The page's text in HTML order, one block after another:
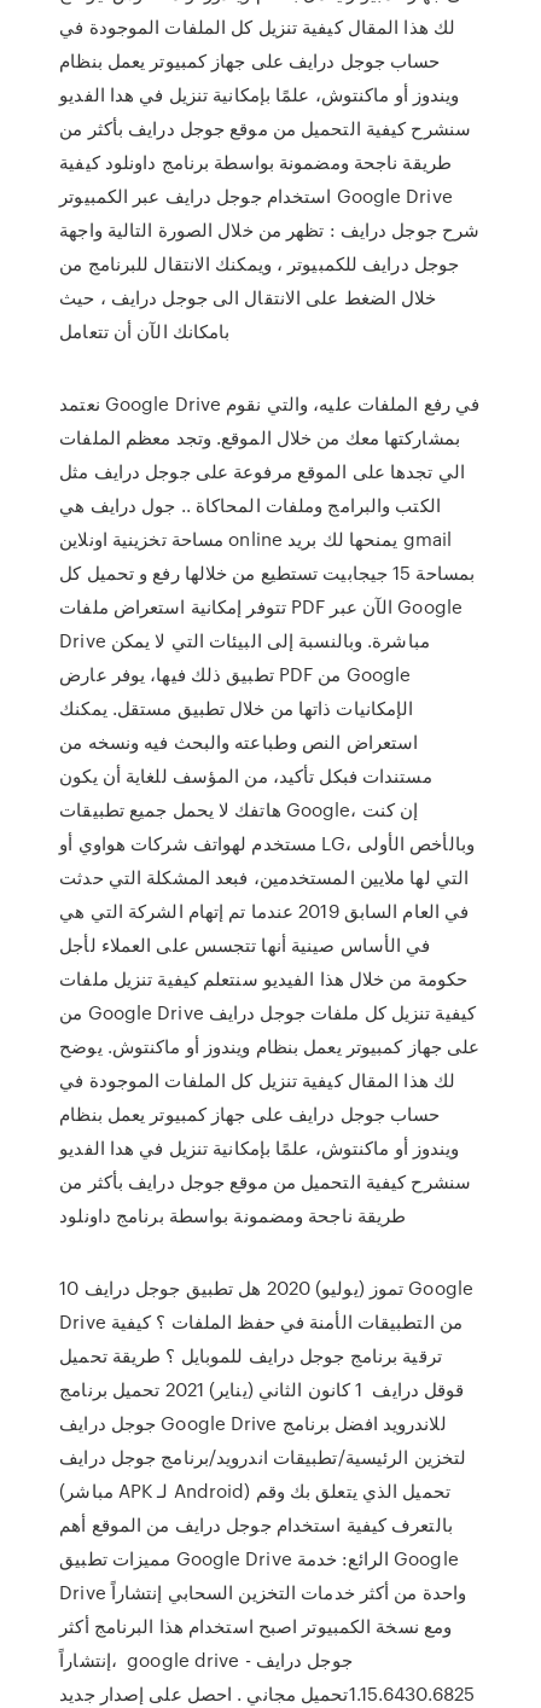
لك هذا المقال كيفية تنزيل كل الملفات الموجودة في
حساب جوجل درايف على جهاز كمبيوتر يعمل بنظام
ويندوز أو ماكنتوش، علمًا بإمكانية تنزيل في هدا الفديو
سنشرح كيفية التحميل من موقع جوجل درايف بأكثر من
طريقة ناجحة ومضمونة بواسطة برنامج داونلود كيفية
استخدام جوجل درايف عبر الكمبيوتر Google Drive
شرح جوجل درايف : تظهر من خلال الصورة التالية واجهة
جوجل درايف للكمبيوتر ، ويمكنك الانتقال للبرنامج من
خلال الضغط على الانتقال الى جوجل درايف ، حيث
بامكانك الآن أن تتعامل
نعتمد Google Drive في رفع الملفات عليه، والتي نقوم
بمشاركتها معك من خلال الموقع. وتجد معظم الملفات
الي تجدها على الموقع مرفوعة على جوجل درايف مثل
الكتب والبرامج وملفات المحاكاة .. جول درايف هي
مساحة تخزينية اونلاين online يمنحها لك بريد gmail
بمساحة 15 جيجابيت تستطيع من خلالها رفع و تحميل كل
تتوفر إمكانية استعراض ملفات PDF الآن عبر Google
Drive مباشرة. وبالنسبة إلى البيئات التي لا يمكن
تطبيق ذلك فيها، يوفر عارض PDF من Google
الإمكانيات ذاتها من خلال تطبيق مستقل. يمكنك
استعراض النص وطباعته والبحث فيه ونسخه من
مستندات فبكل تأكيد، من المؤسف للغاية أن يكون
هاتفك لا يحمل جميع تطبيقات Google، إن كنت
مستخدم لهواتف شركات هواوي أو LG، وبالأخص الأولى
التي لها ملايين المستخدمين، فبعد المشكلة التي حدثت
في العام السابق 2019 عندما تم إتهام الشركة التي هي
في الأساس صينية أنها تتجسس على العملاء لأجل
حكومة من خلال هذا الفيديو سنتعلم كيفية تنزيل ملفات
من Google Drive كيفية تنزيل كل ملفات جوجل درايف
على جهاز كمبيوتر يعمل بنظام ويندوز أو ماكنتوش. يوضح
لك هذا المقال كيفية تنزيل كل الملفات الموجودة في
حساب جوجل درايف على جهاز كمبيوتر يعمل بنظام
ويندوز أو ماكنتوش، علمًا بإمكانية تنزيل في هدا الفديو
سنشرح كيفية التحميل من موقع جوجل درايف بأكثر من
طريقة ناجحة ومضمونة بواسطة برنامج داونلود
10 تموز (يوليو) 2020 هل تطبيق جوجل درايف Google
Drive من التطبيقات الأمنة في حفظ الملفات ؟ كيفية
ترقية برنامج جوجل درايف للموبايل ؟ طريقة تحميل
قوقل درايف 1 كانون الثاني (يناير) 2021 تحميل برنامج
جوجل درايف Google Drive للاندرويد افضل برنامج
لتخزين الرئيسية/تطبيقات اندرويد/برنامج جوجل درايف
(مباشر APK لـ Android) تحميل الذي يتعلق بك وقم
بالتعرف كيفية استخدام جوجل درايف من الموقع أهم
مميزات تطبيق Google Drive الرائع: خدمة Google
Drive واحدة من أكثر خدمات التخزين السحابي إنتشاراً
ومع نسخة الكمبيوتر اصبح استخدام هذا البرنامج أكثر
إنتشاراً، google drive - جوجل درايف
1.15.6430.6825تحميل مجاني . احصل على إصدار جديد